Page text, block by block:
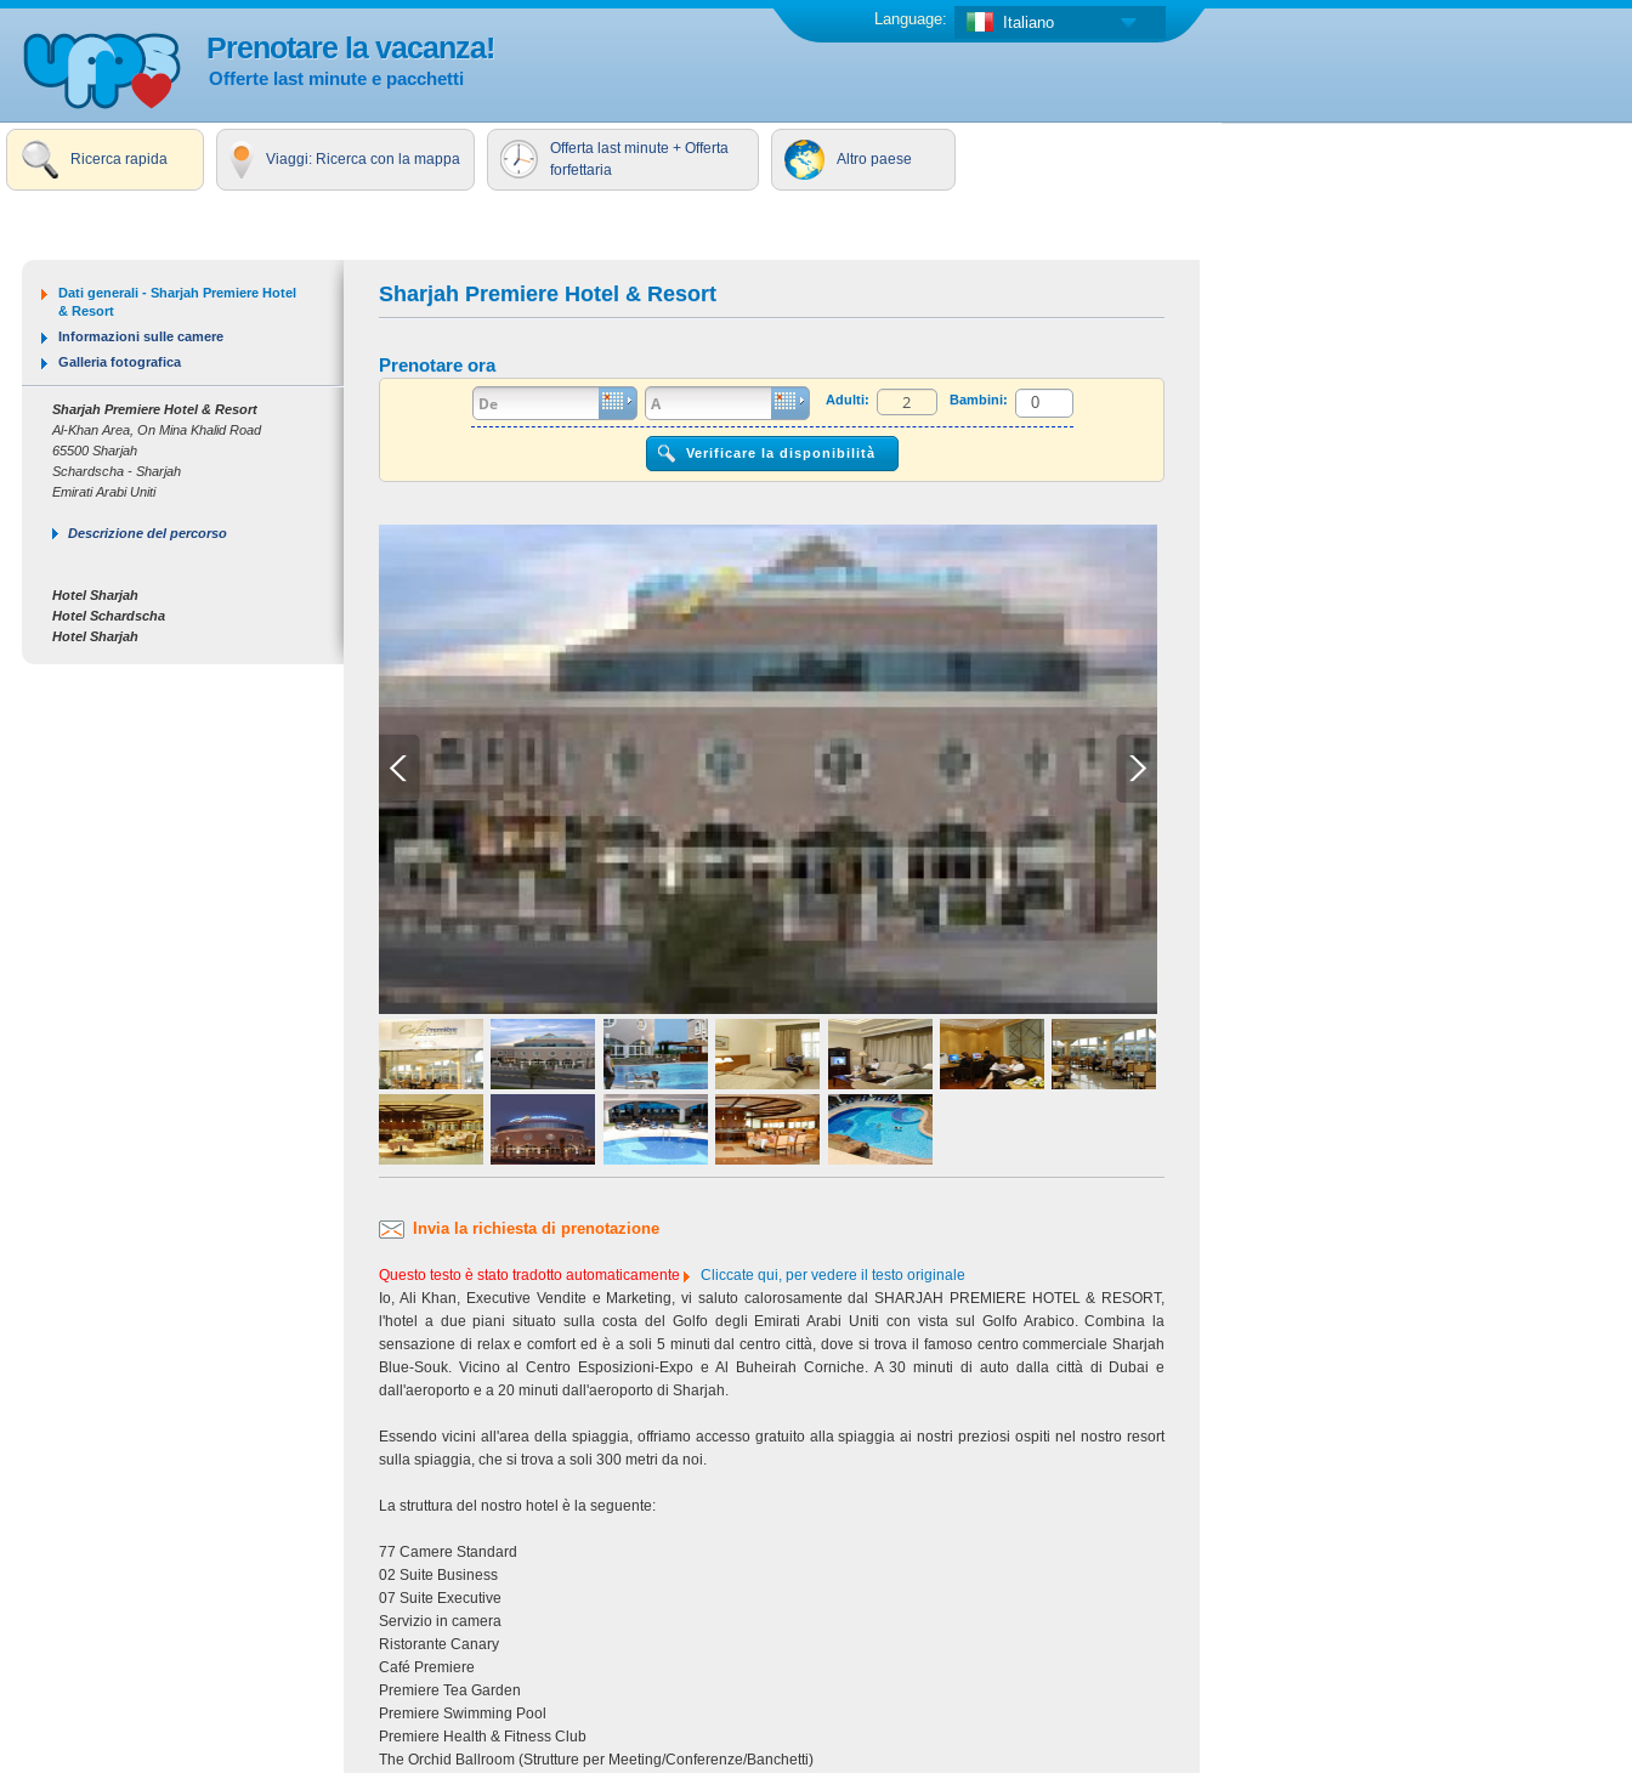
Prenotare la vacanza!
Offerte last minute e pacchetti
Italiano
Language:
Ricerca rapida Viaggi: Ricerca con la mappa
Offerta last minute + Offerta
forfettaria
Altro paese
Sharjah Premiere Hotel & Resort
Prenotare ora
Adulti: Bambini:
Invia la richiesta di prenotazione
Questo testo è stato tradotto automaticamente
Cliccate qui, per vedere il testo originale
Io, Ali Khan, Executive Vendite e Marketing, vi saluto calorosamente dal SHARJAH PREMIERE HOTEL & RESORT,
l'hotel a due piani situato sulla costa del Golfo degli Emirati Arabi Uniti con vista sul Golfo Arabico. Combina la
sensazione di relax e comfort ed è a soli 5 minuti dal centro città, dove si trova il famoso centro commerciale Sharjah
Blue-Souk. Vicino al Centro Esposizioni-Expo e Al Buheirah Corniche. A 30 minuti di auto dalla città di Dubai e
dall'aeroporto e a 20 minuti dall'aeroporto di Sharjah.
Essendo vicini all'area della spiaggia, offriamo accesso gratuito alla spiaggia ai nostri preziosi ospiti nel nostro resort
sulla spiaggia, che si trova a soli 300 metri da noi.
La struttura del nostro hotel è la seguente:
77 Camere Standard
02 Suite Business
07 Suite Executive
Servizio in camera
Ristorante Canary
Café Premiere
Premiere Tea Garden
Premiere Swimming Pool
Premiere Health & Fitness Club
The Orchid Ballroom (Strutture per Meeting/Conferenze/Banchetti)
Dati generali - Sharjah Premiere Hotel
& Resort
Informazioni sulle camere
Galleria fotografica
Sharjah Premiere Hotel & Resort
Al-Khan Area, On Mina Khalid Road
65500 Sharjah
Schardscha - Sharjah
Emirati Arabi Uniti
Descrizione del percorso
Hotel Sharjah
Hotel Schardscha
Hotel Sharjah